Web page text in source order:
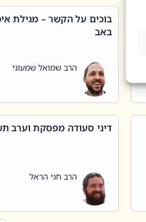
בוכים על הקשר – מגילת
באב
הרב שמואל שמעוני
דיני סעודה מפסקת וערב
הרב חגי הראל